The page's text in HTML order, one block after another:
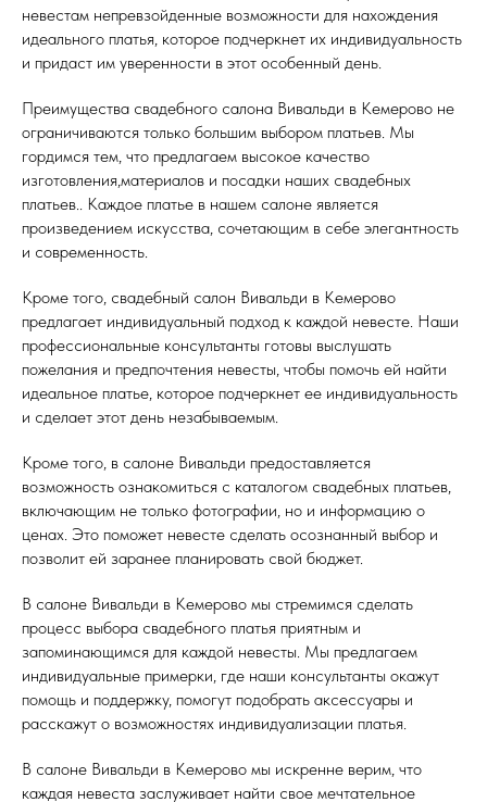
невестам непревзойденные возможности для нахождения
идеального платья, которое подчеркнет их индивидуальность
и придаст им уверенности в этот особенный день.
Преимущества свадебного салона Вивальди в Кемерово не
ограничиваются только большим выбором платьев. Мы
гордимся тем, что предлагаем высокое качество
изготовления,материалов и посадки наших свадебных
платьев.. Каждое платье в нашем салоне является
произведением искусства, сочетающим в себе элегантность
и современность.
Кроме того, свадебный салон Вивальди в Кемерово
предлагает индивидуальный подход к каждой невесте. Наши
профессиональные консультанты готовы выслушать
пожелания и предпочтения невесты, чтобы помочь ей найти
идеальное платье, которое подчеркнет ее индивидуальность
и сделает этот день незабываемым.
Кроме того, в салоне Вивальди предоставляется
возможность ознакомиться с каталогом свадебных платьев,
включающим не только фотографии, но и информацию о
ценах. Это поможет невесте сделать осознанный выбор и
позволит ей заранее планировать свой бюджет.
В салоне Вивальди в Кемерово мы стремимся сделать
процесс выбора свадебного платья приятным и
запоминающимся для каждой невесты. Мы предлагаем
индивидуальные примерки, где наши консультанты окажут
помощь и поддержку, помогут подобрать аксессуары и
расскажут о возможностях индивидуализации платья.
В салоне Вивальди в Кемерово мы искренне верим, что
каждая невеста заслуживает найти свое мечтательное